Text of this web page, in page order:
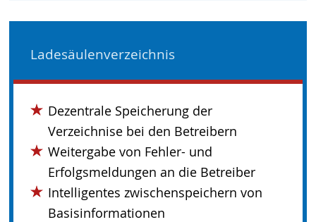
Ladesäulenverzeichnis
Dezentrale Speicherung der
Verzeichnise bei den Betreibern
Weitergabe von Fehler- und
Erfolgsmeldungen an die Betreiber
Intelligentes zwischenspeichern von
Basisinformationen